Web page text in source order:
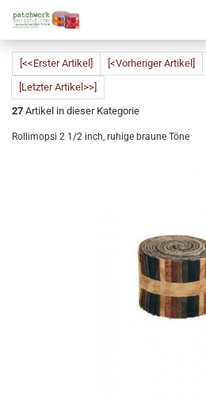
[<<Erster Artikel] [<Vorheriger Artikel]
[Letzter Artikel>>]
27 Artikel in dieser Kategorie
Rollimopsi 2 1/2 inch, ruhige braune Töne